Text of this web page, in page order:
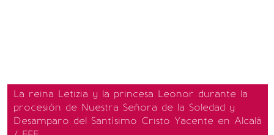
La reina Letizia y la princesa Leonor durante la
procesión de Nuestra Señora de la Soledad y
Desamparo del Santísimo Cristo Yacente en Alcalá